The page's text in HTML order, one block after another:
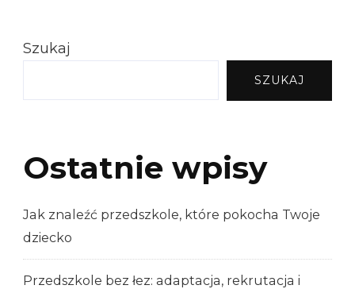
Szukaj
SZUKAJ
Ostatnie wpisy
Jak znaleźć przedszkole, które pokocha Twoje
dziecko
Przedszkole bez łez: adaptacja, rekrutacja i